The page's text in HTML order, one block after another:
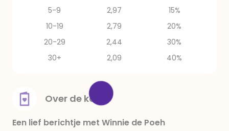
5-9
2,97
15%
10-19
2,79
20%
20-29
2,44
30%
30+
2,09 40%
Over de kaart
Een lief berichtje met Winnie de Poeh